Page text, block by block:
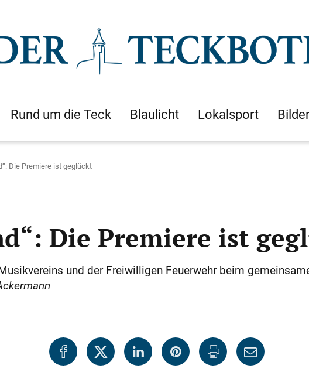
Rund um die Teck Blaulicht Lokalsport
Die Premiere ist geglückt
Die Premiere ist
und der Freiwilligen Feuerwehr beim